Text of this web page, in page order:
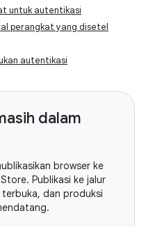
untuk autentikasi
perangkat yang disetel
autentikasi
dalam
browser ke
Publikasi ke jalur
dan produksi